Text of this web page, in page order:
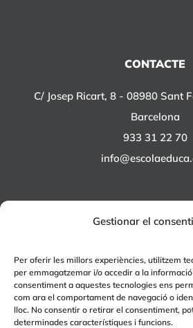
Gestionar el
Per oferir les millors experiències, utilitzem
per emmagatzemar i/o accedir a la
consentiment a aquestes tecnologies ens
com ara el comportament de navegació o
lloc. No consentir o retirar el consentiment,
determinades característiques i funcions.
CONTACTE
C/ Josep Ricart, 8 - 08980 Sant
Barcelona
933 31 22 70
+EDUCA
EDUCA Espai Lúdic
EDUCA Serveis